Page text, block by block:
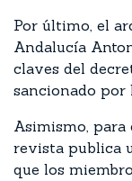
Por último, el
Andalucía
claves del
sancionado por
Asimismo, para
revista publica
que los